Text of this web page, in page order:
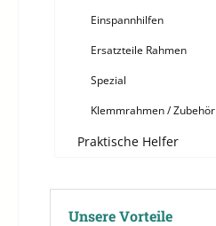
Einspannhilfen
Ersatzteile Rahmen
Spezial
Klemmrahmen / Zubehör
Praktische Helfer
Unsere Vorteile